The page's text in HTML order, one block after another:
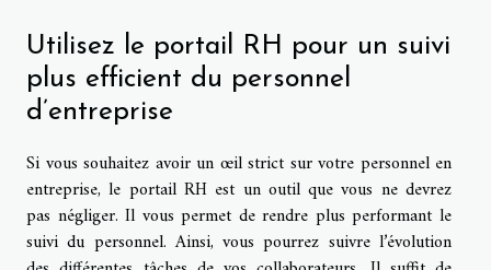
Utilisez le portail RH pour un suivi
plus efficient du personnel
d’entreprise
Si vous souhaitez avoir un œil strict sur votre personnel en
entreprise, le portail RH est un outil que vous ne devrez
pas négliger. Il vous permet de rendre plus performant le
suivi du personnel. Ainsi, vous pourrez suivre l’évolution